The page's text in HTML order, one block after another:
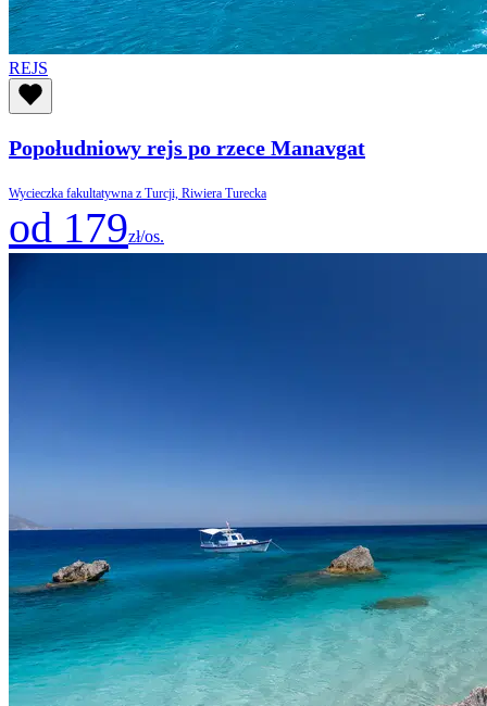
REJS
Popołudniowy rejs po rzece Manavgat
Wycieczka fakultatywna z Turcji, Riwiera Turecka
od 179zł/os.